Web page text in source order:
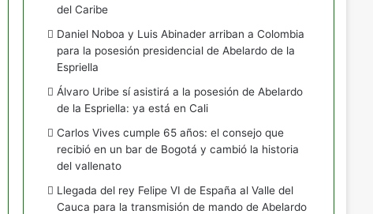
del Caribe
Daniel Noboa y Luis Abinader arriban a Colombia
para la posesión presidencial de Abelardo de la
Espriella
Álvaro Uribe sí asistirá a la posesión de Abelardo
de la Espriella: ya está en Cali
Carlos Vives cumple 65 años: el consejo que
recibió en un bar de Bogotá y cambió la historia
del vallenato
Llegada del rey Felipe VI de España al Valle del
Cauca para la transmisión de mando de Abelardo